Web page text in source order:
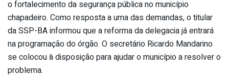
o fortalecimento da segurança pública no município
chapadeiro. Como resposta a uma das demandas, o titular
da SSP-BA informou que a reforma da delegacia já entrará
na programação do órgão. O secretário Ricardo Mandarino
se colocou à disposição para ajudar o município a resolver o
problema.